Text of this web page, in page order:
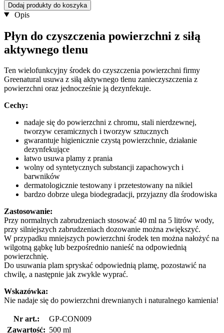
Dodaj produkty do koszyka
Opis
Płyn do czyszczenia powierzchni z siłą
aktywnego tlenu
Ten wielofunkcyjny środek do czyszczenia powierzchni firmy
Greenatural usuwa z siłą aktywnego tlenu zanieczyszczenia z
powierzchni oraz jednocześnie ją dezynfekuje.
Cechy:
nadaje się do powierzchni z chromu, stali nierdzewnej,
tworzyw ceramicznych i tworzyw sztucznych
gwarantuje higienicznie czystą powierzchnie, działanie
dezynfekujące
łatwo usuwa plamy z prania
wolny od syntetycznych substancji zapachowych i
barwników
dermatologicznie testowany i przetestowany na nikiel
bardzo dobrze ulega biodegradacji, przyjazny dla środowiska
Zastosowanie:
Przy normalnych zabrudzeniach stosować 40 ml na 5 litrów wody,
przy silniejszych zabrudzeniach dozowanie można zwiększyć.
W przypadku mniejszych powierzchni środek ten można nałożyć na
wilgotną gąbkę lub bezpośrednio nanieść na odpowiednią
powierzchnię.
Do usuwania plam spryskać odpowiednią plamę, pozostawić na
chwilę, a następnie jak zwykle wyprać.
Wskazówka:
Nie nadaje się do powierzchni drewnianych i naturalnego kamienia!
Nr art.:
GP-CON009
Zawartość: 500 ml